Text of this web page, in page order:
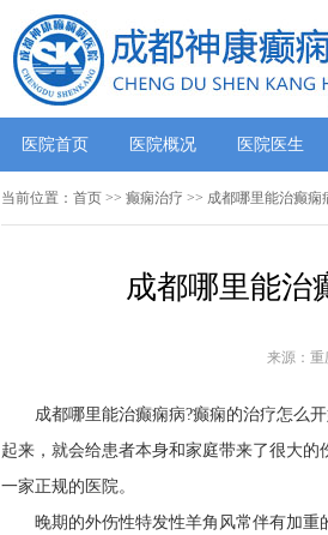
医院首页 医院概况 医院医生
当前位置： 首页 >> 癫痫治疗 >> ​成都哪里能治癫痫
成都哪里能治
来源：重
成都哪里能治癫痫病?癫痫的治疗怎么
起来，就会给患者本身和家庭带来了很大
一家正规的医院。
晚期的外伤性特发性羊角风常伴有加